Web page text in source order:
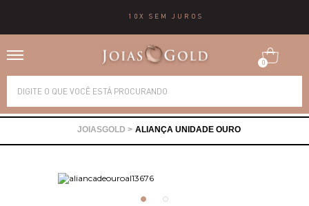
10X SEM JUROS
0
ALIANÇA UNIDADE OURO
Alianças
Brincos